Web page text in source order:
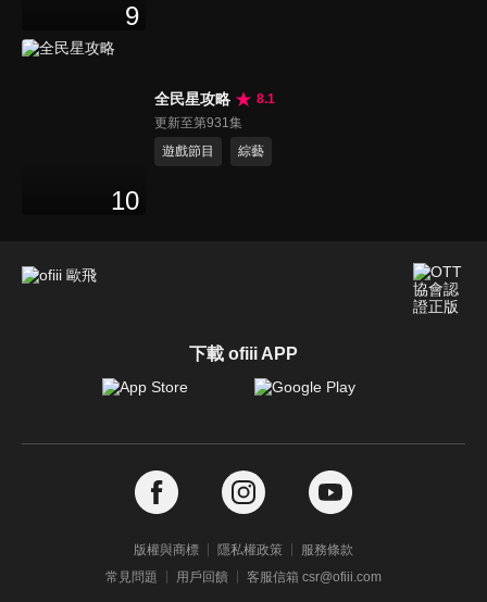
9
10
全民星攻略
8.1
更新至第931集
遊戲節目
綜藝
下載 ofiii APP
版權與商標 隱私權政策
服務條款
常見問題
用戶回饋 客服信箱 csr@ofiii.com